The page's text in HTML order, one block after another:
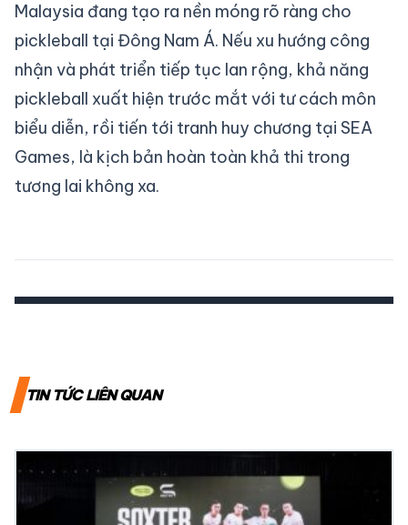
Malaysia đang tạo ra nền móng rõ ràng cho
pickleball tại Đông Nam Á. Nếu xu hướng công
nhận và phát triển tiếp tục lan rộng, khả năng
pickleball xuất hiện trước mắt với tư cách môn
biểu diễn, rồi tiến tới tranh huy chương tại SEA
Games, là kịch bản hoàn toàn khả thi trong
tương lai không xa.
TIN TỨC LIÊN QUAN